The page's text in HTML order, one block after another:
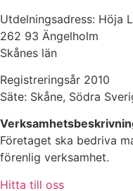
Utdelningsadress: Höja
262 93 Ängelholm
Skånes län
Registreringsår 2010
Säte: Skåne, Södra
Företaget ska bedriva
förenlig verksamhet.
Hitta till oss